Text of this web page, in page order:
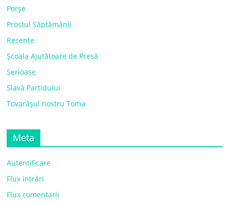
Porșe
Prostul Săptămânii
Recente
Școala Ajutătoare de Presă
Serioase
Slavă Partidului
Tovarășul nostru Toma
Meta
Autentificare
Flux intrări
Flux comentarii